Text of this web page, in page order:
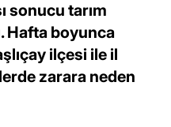
sonucu tarım
Hafta boyunca
ilçesi ile il
zarara neden